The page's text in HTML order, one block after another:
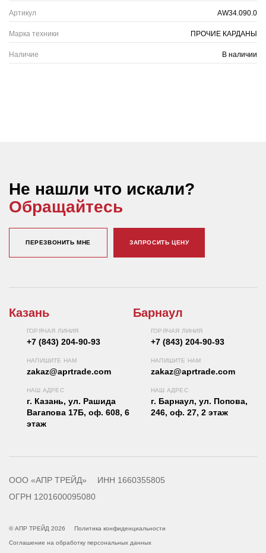
Артикул AW34.090.0
Марка техники ПРОЧИЕ КАРДАНЫ
Наличие В наличии
Не нашли что искали?
Обращайтесь
ПЕРЕЗВОНИТЬ МНЕ ЗАПРОСИТЬ ЦЕНУ
Казань
ГОРЯЧАЯ ЛИНИЯ
+7 (843) 204-90-93
НАПИШИТЕ НАМ
zakaz@aprtrade.com
НАШ АДРЕС
г. Казань, ул. Рашида
Вагапова 17Б, оф. 608, 6
этаж
Барнаул
ГОРЯЧАЯ ЛИНИЯ
+7 (843) 204-90-93
НАПИШИТЕ НАМ
zakaz@aprtrade.com
НАШ АДРЕС
г. Барнаул, ул. Попова,
246, оф. 27, 2 этаж
ООО «АПР ТРЕЙД»
ИНН 1660355805
ОГРН 1201600095080
© АПР ТРЕЙД 2026 Политика конфиденциальности
Соглашение на обработку персональных данных